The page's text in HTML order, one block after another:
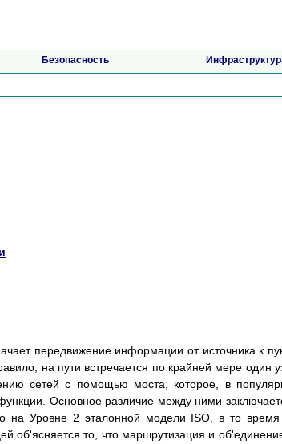
Безопасность
передвижение информации от источника к
на пути встречается по крайней мере один
сетей с помощью моста, которое, в
Основное различие между ними
Уровне 2 эталонной модели ISO, в то время
об'ясняется то, что маршрутизация и